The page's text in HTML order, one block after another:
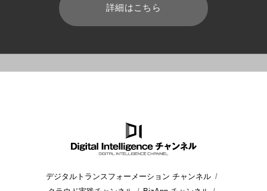
詳細はこちら
デジタルトランスフォーメーション チャンネル